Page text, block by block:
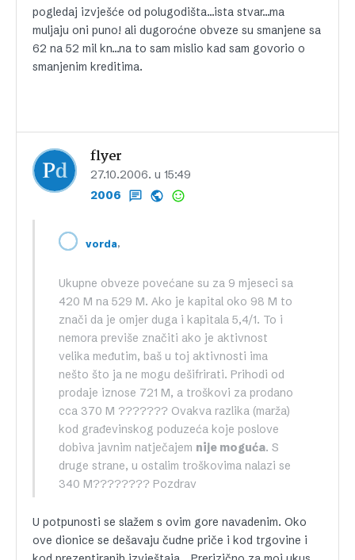
pogledaj izvješće od polugodišta…ista stvar…ma
muljaju oni puno! ali dugoroćne obveze su smanjene sa
62 na 52 mil kn…na to sam mislio kad sam govorio o
smanjenim kreditima.
flyer
27.10.2006. u 15:49
2006
vorda,
Ukupne obveze povećane su za 9 mjeseci sa
420 M na 529 M. Ako je kapital oko 98 M to
znači da je omjer duga i kapitala 5,4/1. To i
nemora previše značiti ako je aktivnost
velika međutim, baš u toj aktivnosti ima
nešto što ja ne mogu dešifrirati. Prihodi od
prodaje iznose 721 M, a troškovi za prodano
cca 370 M ??????? Ovakva razlika (marža)
kod građevinskog poduzeća koje poslove
dobiva javnim natječajem nije moguća. S
druge strane, u ostalim troškovima nalazi se
340 M???????? Pozdrav
U potpunosti se slažem s ovim gore navadenim. Oko
ove dionice se dešavaju čudne priče i kod trgovine i